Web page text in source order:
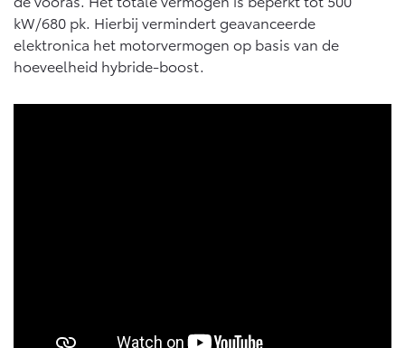
kW/680 pk. Hierbij vermindert geavanceerde
elektronica het motorvermogen op basis van de
hoeveelheid hybride-boost.